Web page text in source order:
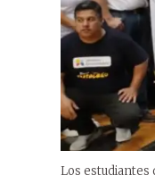
Los estudiantes